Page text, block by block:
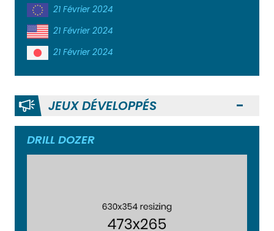
21 Février 2024
21 Février 2024
21 Février 2024
JEUX DÉVELOPPÉS
DRILL DOZER